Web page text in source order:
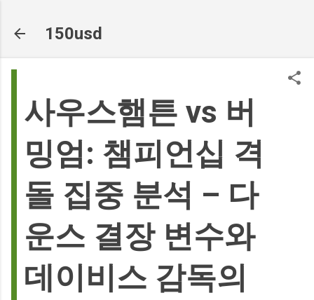
150usd
사우스햄튼 vs 버
밍엄: 챔피언십 격
돌 집중 분석 – 다
운스 결장 변수와
데이비스 감독의